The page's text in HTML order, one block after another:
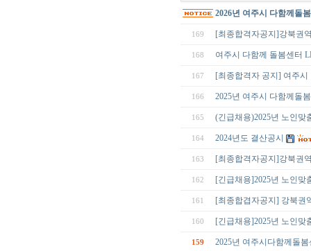
2026년 여주시 다함께돌
169 [최종합격자공지]강북권
168 여주시 다함께 돌봄센터
167 [최종합격자 공지] 여주
166 2025년 여주시 다함께돌
165 (긴급채용)2025년 노인
164 2024년도 결산공시
163 [최종합격자공지]강북권
162 [긴급채용]2025년 노인
161 [최종합겹자공지] 강북
160 [긴급채용]2025년 노인
159 2025년 여주시다함께돌